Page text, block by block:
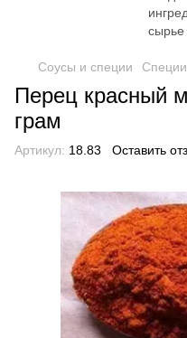
Соусы и специи Специи
Перец красный
грам
Артикул: 18.83 Оставить